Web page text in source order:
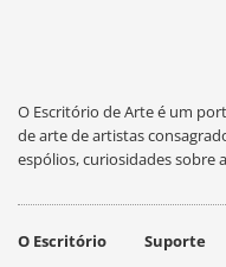
O Escritório de Arte é um
de arte de artistas
espólios, curiosidades sobre
O Escritório Suporte